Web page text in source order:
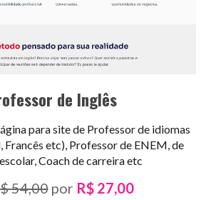
de Inglês
para site de Professor de idiomas
Francês etc), Professor de ENEM, de
Coach de carreira etc
54,00por R$ 27,00